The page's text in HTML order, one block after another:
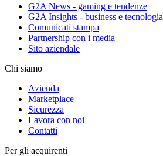
G2A News - gaming e tendenze
G2A Insights - business e tecnologia
Comunicati stampa
Partnership con i media
Sito aziendale
Chi siamo
Azienda
Marketplace
Sicurezza
Lavora con noi
Contatti
Per gli acquirenti